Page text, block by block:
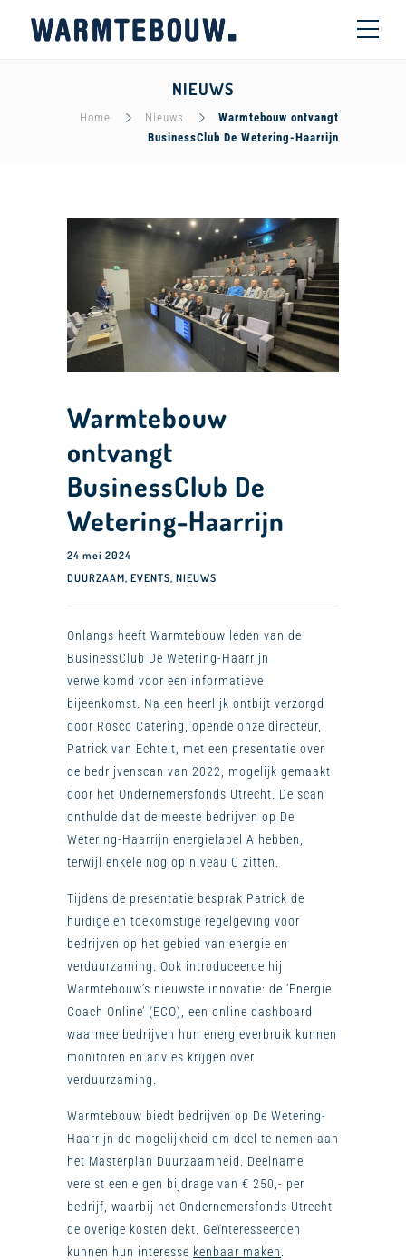
NIEUWS
Home Nieuws
Warmtebouw ontvangt
BusinessClub De Wetering-Haarrijn
Warmtebouw
ontvangt
BusinessClub De
Wetering-Haarrijn
24 mei 2024
DUURZAAM, EVENTS, NIEUWS
Onlangs heeft Warmtebouw leden van de
BusinessClub De Wetering-Haarrijn
verwelkomd voor een informatieve
bijeenkomst. Na een heerlijk ontbijt verzorgd
door Rosco Catering, opende onze directeur,
Patrick van Echtelt, met een presentatie over
de bedrijvenscan van 2022, mogelijk gemaakt
door het Ondernemersfonds Utrecht. De scan
onthulde dat de meeste bedrijven op De
Wetering-Haarrijn energielabel A hebben,
terwijl enkele nog op niveau C zitten.
Tijdens de presentatie besprak Patrick de
huidige en toekomstige regelgeving voor
bedrijven op het gebied van energie en
verduurzaming. Ook introduceerde hij
Warmtebouw’s nieuwste innovatie: de ‘Energie
Coach Online’ (ECO), een online dashboard
waarmee bedrijven hun energieverbruik kunnen
monitoren en advies krijgen over
verduurzaming.
Warmtebouw biedt bedrijven op De Wetering-
Haarrijn de mogelijkheid om deel te nemen aan
het Masterplan Duurzaamheid. Deelname
vereist een eigen bijdrage van € 250,- per
bedrijf, waarbij het Ondernemersfonds Utrecht
de overige kosten dekt. Geïnteresseerden
kunnen hun interesse kenbaar maken